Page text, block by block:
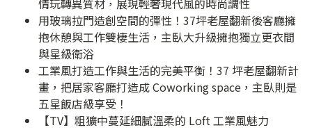
情玩轉異質材，展現輕奢現代風的時尚調性
用玻璃拉門造創空間的彈性！37坪老屋翻新後客廳擁
抱休憩與工作雙棲生活，主臥大升級擁抱獨立更衣間
與星級衛浴
工業風打造工作與生活的完美平衡！37 坪老屋翻新計
畫，把居家客廳打造成 Coworking space，主臥則是
五星飯店級享受！
【TV】粗獷中蔓延細膩溫柔的 Loft 工業風魅力